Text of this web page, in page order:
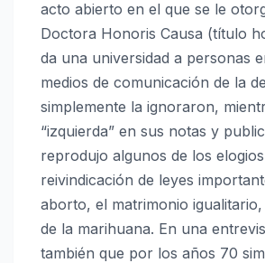
acto abierto en el que se le
Doctora Honoris Causa (título
da una universidad a personas
medios de comunicación de la
simplemente la ignoraron,
“izquierda” en sus notas y
reprodujo algunos de los
reivindicación de leyes
aborto, el matrimonio
de la marihuana. En una
también que por los años 70